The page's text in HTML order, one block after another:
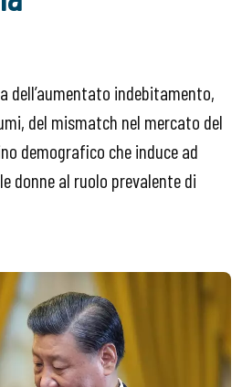
dell’aumentato indebitamento,
del mismatch nel mercato del
demografico che induce ad
donne al ruolo prevalente di